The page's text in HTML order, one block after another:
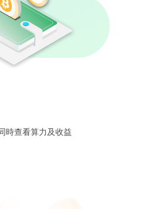
時查看算力及收益